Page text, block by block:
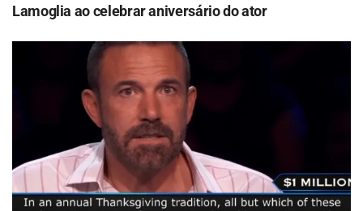
Lamoglia ao celebrar aniversário do ator